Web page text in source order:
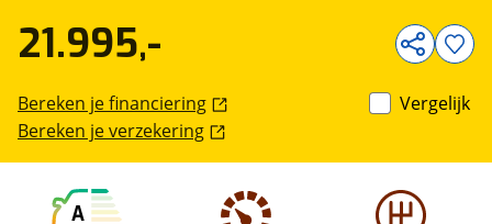
A
21.995,-
Bereken je financiering
Bereken je verzekering
Vergelijk